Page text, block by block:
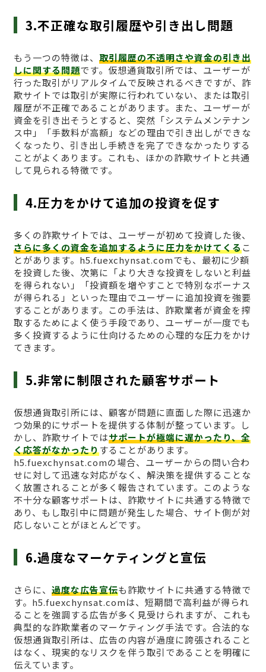
3.不正確な取引履歴や引き出し問題
もう一つの特徴は、 取引履歴の不透明さや資金の引き出
しに関する問題です。仮想通貨取引所では、ユーザーが
行った取引がリアルタイムで反映されるべきですが、詐
欺サイトでは取引が実際に行われていない、または取引
履歴が不正確であることがあります。また、ユーザーが
資金を引き出そうとすると、突然「システムメンテナン
ス中」「手数料が高額」などの理由で引き出しができな
くなったり、引き出し手続きを完了できなかったりする
ことがよくあります。これも、ほかの詐欺サイトと共通
して見られる特徴です。
4.圧力をかけて追加の投資を促す
多くの詐欺サイトでは、ユーザーが初めて投資した後、
さらに多くの資金を追加するように圧力をかけてくるこ
とがあります。h5.fuexchynsat.comでも、最初に少額
を投資した後、次第に「より大きな投資をしないと利益
を得られない」「投資額を増やすことで特別なボーナス
が得られる」といった理由でユーザーに追加投資を強要
することがあります。この手法は、詐欺業者が資金を搾
取するためによく使う手段であり、ユーザーが一度でも
多く投資するように仕向けるための心理的な圧力をかけ
てきます。
5.非常に制限された顧客サポート
仮想通貨取引所には、顧客が問題に直面した際に迅速か
つ効果的にサポートを提供する体制が整っています。し
かし、詐欺サイトではサポートが極端に遅かったり、全
く応答がなかったりすることがあります。
h5.fuexchynsat.comの場合、ユーザーからの問い合わ
せに対して迅速な対応がなく、解決策を提供することな
く放置されることが多く報告されています。このような
不十分な顧客サポートは、詐欺サイトに共通する特徴で
あり、もし取引中に問題が発生した場合、サイト側が対
応しないことがほとんどです。
6.過度なマーケティングと宣伝
さらに、 過度な広告宣伝も詐欺サイトに共通する特徴で
す。h5.fuexchynsat.comは、短期間で高利益が得られ
ることを強調する広告が多く見受けられますが、これも
典型的な詐欺業者のマーケティング手法です。合法的な
仮想通貨取引所は、広告の内容が過度に誇張されること
はなく、現実的なリスクを伴う取引であることを明確に
伝えています。